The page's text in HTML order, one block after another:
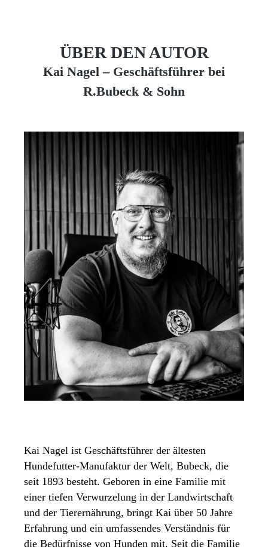
ÜBER DEN AUTOR
Kai Nagel – Geschäftsführer bei
R.Bubeck & Sohn
Kai Nagel ist Geschäftsführer der ältesten
Hundefutter-Manufaktur der Welt, Bubeck, die
seit 1893 besteht. Geboren in eine Familie mit
einer tiefen Verwurzelung in der Landwirtschaft
und der Tierernährung, bringt Kai über 50 Jahre
Erfahrung und ein umfassendes Verständnis für
die Bedürfnisse von Hunden mit. Seit die Familie